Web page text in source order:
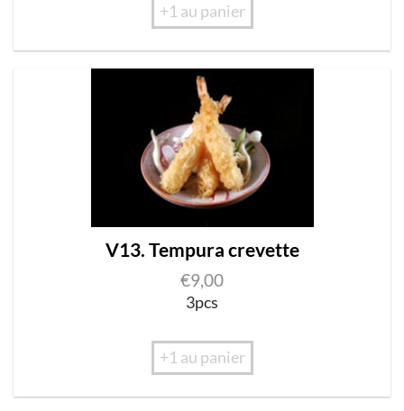
+1 au panier
V13. Tempura crevette
€9,00
3pcs
+1 au panier